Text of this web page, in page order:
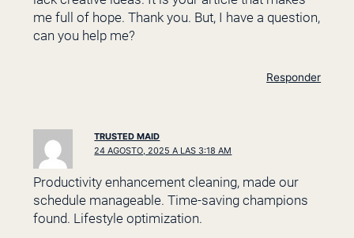
me full of hope. Thank you. But, I have a question,
can you help me?
Responder
TRUSTED MAID
24 AGOSTO, 2025 A LAS 3:18 AM
Productivity enhancement cleaning, made our
schedule manageable. Time-saving champions
found. Lifestyle optimization.